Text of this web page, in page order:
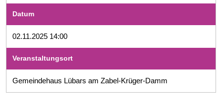
Datum
02.11.2025 14:00
Veranstaltungsort
Gemeindehaus Lübars am Zabel-Krüger-Damm